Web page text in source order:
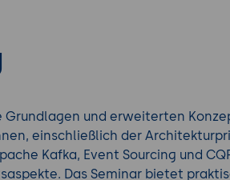
Grundlagen und erweiterten
einschließlich der
Kafka, Event Sourcing und
Das Seminar bietet